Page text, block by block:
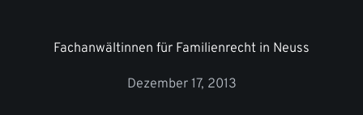
Fachanwältinnen für Familienrecht in Neuss
Dezember 17, 2013